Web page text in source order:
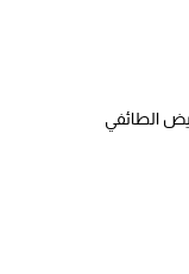
الطائفي